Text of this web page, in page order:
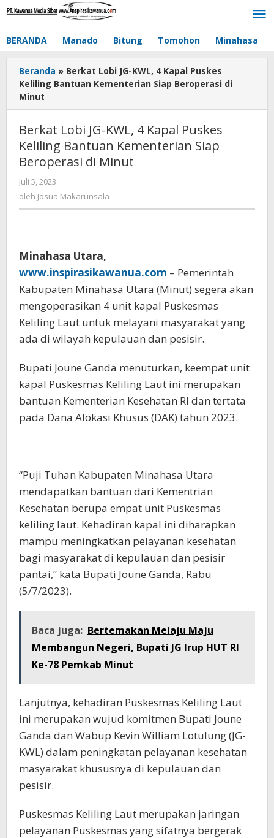
Lewati
BERANDA Manado Bitung Tomohon Minahasa
Beranda » Berkat Lobi JG-KWL, 4 Kapal Puskes
Keliling Bantuan Kementerian Siap Beroperasi di
Minut
Berkat Lobi JG-KWL, 4 Kapal Puskes
Keliling Bantuan Kementerian Siap
Beroperasi di Minut
Juli 5, 2023
Josua
oleh Josua Makarunsala
Minahasa Utara,
www.inspirasikawanua.com – Pemerintah
Kabupaten Minahasa Utara (Minut) segera akan
mengoperasikan 4 unit kapal Puskesmas
Keliling Laut untuk melayani masyarakat yang
ada di wilayah kepulauan dan pesisir.
Bupati Joune Ganda menuturkan, keempat unit
kapal Puskesmas Keliling Laut ini merupakan
bantuan Kementerian Kesehatan RI dan tertata
pada Dana Alokasi Khusus (DAK) tahun 2023.
“Puji Tuhan Kabupaten Minahasa Utara
mendapatkan bantuan dari Kementrian
Kesehatan berupa empat unit Puskesmas
keliling laut. Kehadiran kapal ini diharapkan
mampu meningkatkan pelayanan kesehatan
bagi masyarakat di kepulauan dan pesisir
pantai,” kata Bupati Joune Ganda, Rabu
(5/7/2023).
Baca juga: Bertemakan Melaju Maju
Membangun Negeri, Bupati JG Irup HUT RI
Ke-78 Pemkab Minut
Lanjutnya, kehadiran Puskesmas Keliling Laut
ini merupakan wujud komitmen Bupati Joune
Ganda dan Wabup Kevin William Lotulung (JG-
KWL) dalam peningkatan pelayanan kesehatan
masyarakat khususnya di kepulauan dan
pesisir.
Puskesmas Keliling Laut merupakan jaringan
pelayanan Puskesmas yang sifatnya bergerak